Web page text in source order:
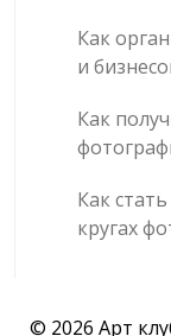
Как
и
Как
Как
кругах
© 2026 Арт